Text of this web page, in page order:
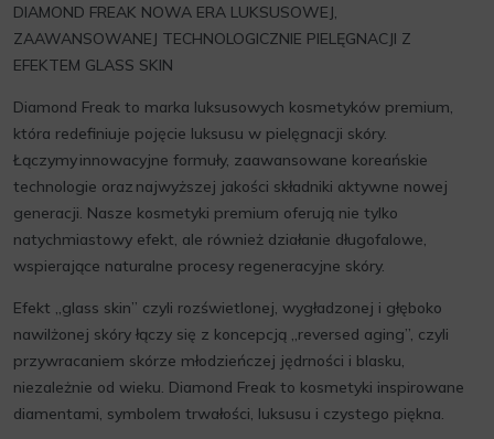
DIAMOND FREAK NOWA ERA LUKSUSOWEJ,
ZAAWANSOWANEJ TECHNOLOGICZNIE PIELĘGNACJI Z
EFEKTEM GLASS SKIN
Diamond Freak to marka luksusowych kosmetyków premium,
która redefiniuje pojęcie luksusu w pielęgnacji skóry.
Łączymy innowacyjne formuły, zaawansowane koreańskie
technologie oraz najwyższej jakości składniki aktywne nowej
generacji. Nasze kosmetyki premium oferują nie tylko
natychmiastowy efekt, ale również działanie długofalowe,
wspierające naturalne procesy regeneracyjne skóry.
Efekt „glass skin” czyli rozświetlonej, wygładzonej i głęboko
nawilżonej skóry łączy się z koncepcją „reversed aging”, czyli
przywracaniem skórze młodzieńczej jędrności i blasku,
niezależnie od wieku. Diamond Freak to kosmetyki inspirowane
diamentami, symbolem trwałości, luksusu i czystego piękna.